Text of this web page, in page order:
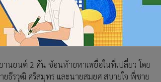
ของผู้เสียหายบริเวณตลาดนัดบ้านทุ่งขุนน้อย
ได้เงิน 16,000 บาท ไปแบ่งกันในกลุ่ม
านยนต์ 2 คัน ซ้อนท้ายหาเหยื่อในที่เปลี่ยว โดย
ธีรวุฒิ ศรีสมุทร และนายสมยศ สบายใจ พี่ชาย